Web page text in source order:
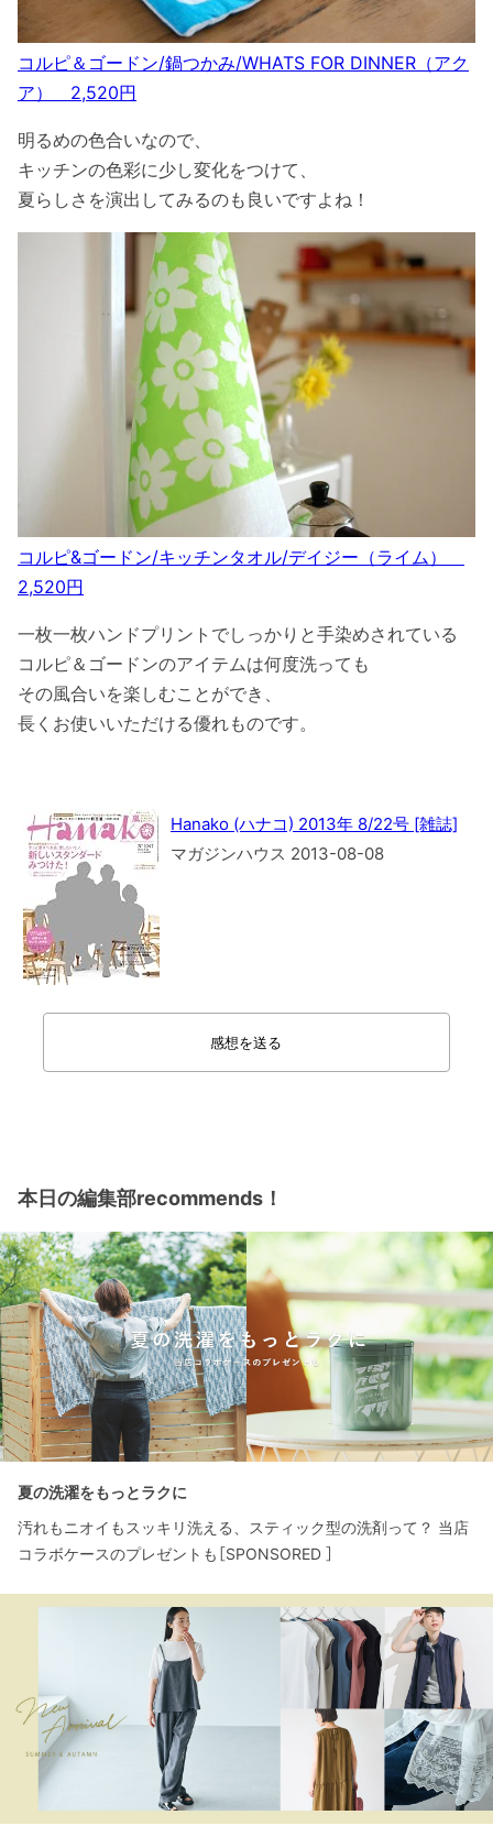
コルピ＆ゴードン/鍋つかみ/WHATS FOR DINNER（アク
ア） 2,520円
明るめの色合いなので、
キッチンの色彩に少し変化をつけて、
夏らしさを演出してみるのも良いですよね！
コルピ&ゴードン/キッチンタオル/デイジー（ライム）
2,520円
一枚一枚ハンドプリントでしっかりと手染めされている
コルピ＆ゴードンのアイテムは何度洗っても
その風合いを楽しむことができ、
長くお使いいただける優れものです。
Hanako (ハナコ) 2013年 8/22号 [雑誌]
マガジンハウス 2013-08-08
感想を送る
本日の編集部recommends！
夏の洗濯をもっとラクに
汚れもニオイもスッキリ洗える、スティック型の洗剤って？ 当店
コラボケースのプレゼントも［SPONSORED ］